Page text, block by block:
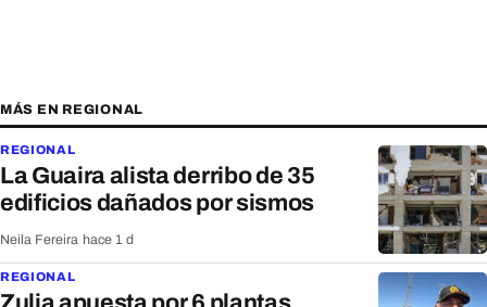
MÁS EN REGIONAL
REGIONAL
La Guaira alista derribo de 35
edificios dañados por sismos
Neila Fereira hace 1 d
REGIONAL